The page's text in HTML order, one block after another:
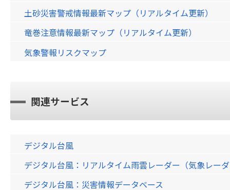
土砂災害警戒情報最新マップ（リアルタイム更新）
竜巻注意情報最新マップ（リアルタイム更新）
気象警報リスクマップ
関連サービス
デジタル台風
デジタル台風：リアルタイム雨雲レーダー（気象レー
デジタル台風：災害情報データベース